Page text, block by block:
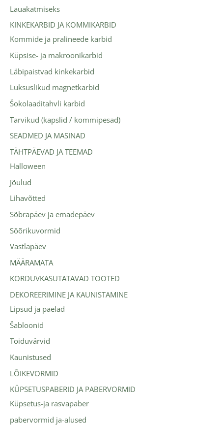
Lauakatmiseks
KINKEKARBID JA KOMMIKARBID
Kommide ja pralineede karbid
Küpsise- ja makroonikarbid
Läbipaistvad kinkekarbid
Luksuslikud magnetkarbid
Šokolaaditahvli karbid
Tarvikud (kapslid / kommipesad)
SEADMED JA MASINAD
TÄHTPÄEVAD JA TEEMAD
Halloween
Jõulud
Lihavõtted
Sõbrapäev ja emadepäev
Sõõrikuvormid
Vastlapäev
MÄÄRAMATA
KORDUVKASUTATAVAD TOOTED
DEKOREERIMINE JA KAUNISTAMINE
Lipsud ja paelad
Šabloonid
Toiduvärvid
Kaunistused
LÕIKEVORMID
KÜPSETUSPABERID JA PABERVORMID
Küpsetus-ja rasvapaber
pabervormid ja-alused